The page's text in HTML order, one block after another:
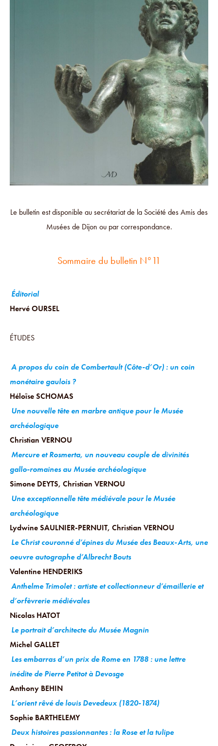
Le bulletin est disponible au secrétariat de la Société des Amis des
Musées de Dijon ou par correspondance.
Sommaire du bulletin N°11
Éditorial
Hervé OURSEL
ÉTUDES
A propos du coin de Combertault (Côte-d’Or) : un coin
monétaire gaulois ?
Héloïse SCHOMAS
Une nouvelle tête en marbre antique pour le Musée
archéologique
Christian VERNOU
Mercure et Rosmerta, un nouveau couple de divinités
gallo-romaines au Musée archéologique
Simone DEYTS, Christian VERNOU
Une exceptionnelle tête médiévale pour le Musée
archéologique
Lydwine SAULNIER-PERNUIT, Christian VERNOU
Le Christ couronné d’épines du Musée des Beaux-Arts, une
oeuvre autographe d’Albrecht Bouts
Valentine HENDERIKS
Anthelme Trimolet : artiste et collectionneur d’émaillerie et
d’orfèvrerie médiévales
Nicolas HATOT
Le portrait d’architecte du Musée Magnin
Michel GALLET
Les embarras d’un prix de Rome en 1788 : une lettre
inédite de Pierre Petitot à Devosge
Anthony BEHIN
L’orient rêvé de louis Devedeux (1820-1874)
Sophie BARTHELEMY
Deux histoires passionnantes : la Rose et la tulipe